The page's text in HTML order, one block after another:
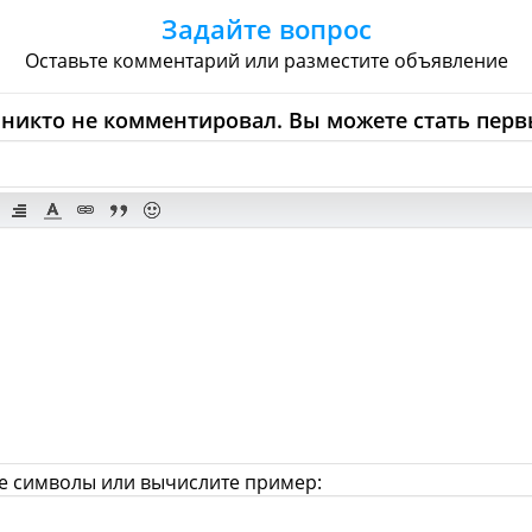
Обувь
Ювелирные Спорт Спиртное
- Что посмотреть и Куда
Боулинг Аттракционы
Дантисты
Аптеки Ветеринария
Задайте вопрос
Оставьте комментарий или разместите объявление
не комментировал. Вы можете стать
символы или вычислите пример: